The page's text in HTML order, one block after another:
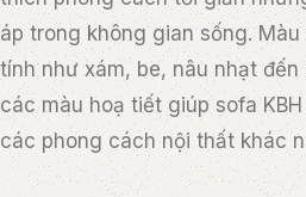
áp trong không gian sống.
tính như xám, be, nâu nhạt
các màu hoạ tiết giúp sofa
các phong cách nội thất khác